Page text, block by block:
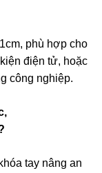
phù hợp cho
điện tử, hoặc
công nghiệp.
tay nâng an